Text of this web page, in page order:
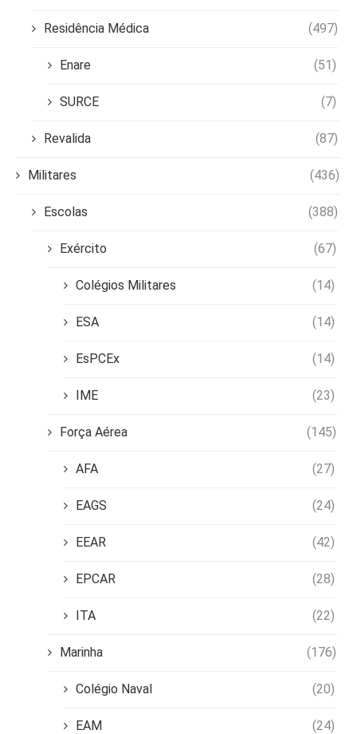
Residência Médica (497)
Enare (51)
SURCE (7)
Revalida (87)
Militares (436)
Escolas (388)
Exército (67)
Colégios Militares (14)
ESA (14)
EsPCEx (14)
IME (23)
Força Aérea (145)
AFA (27)
EAGS (24)
EEAR (42)
EPCAR (28)
ITA (22)
Marinha (176)
Colégio Naval (20)
EAM (24)